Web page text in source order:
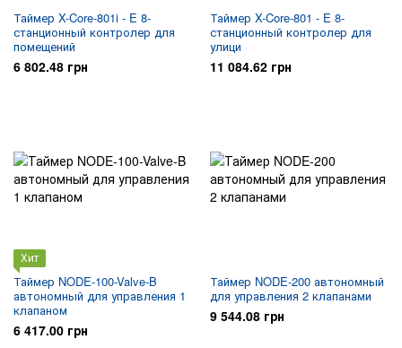
Таймер X-Core-801i - E 8-
станционный контролер для
помещений
6 802.48 грн
Таймер X-Core-801 - E 8-
станционный контролер для
улици
11 084.62 грн
Хит
Таймер NODE-100-Valve-B
автономный для управления 1
клапаном
6 417.00 грн
Таймер NODE-200 автономный
для управления 2 клапанами
9 544.08 грн